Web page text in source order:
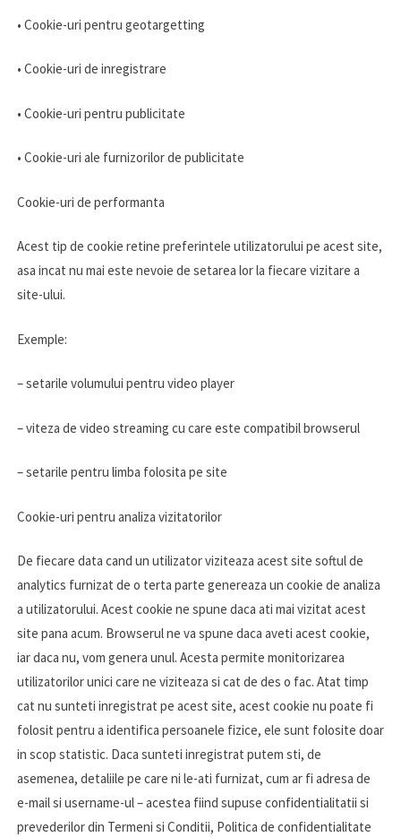
• Cookie-uri pentru geotargetting
• Cookie-uri de inregistrare
• Cookie-uri pentru publicitate
• Cookie-uri ale furnizorilor de publicitate
Cookie-uri de performanta
Acest tip de cookie retine preferintele utilizatorului pe acest site,
asa incat nu mai este nevoie de setarea lor la fiecare vizitare a
site-ului.
Exemple:
– setarile volumului pentru video player
– viteza de video streaming cu care este compatibil browserul
– setarile pentru limba folosita pe site
Cookie-uri pentru analiza vizitatorilor
De fiecare data cand un utilizator viziteaza acest site softul de
analytics furnizat de o terta parte genereaza un cookie de analiza
a utilizatorului. Acest cookie ne spune daca ati mai vizitat acest
site pana acum. Browserul ne va spune daca aveti acest cookie,
iar daca nu, vom genera unul. Acesta permite monitorizarea
utilizatorilor unici care ne viziteaza si cat de des o fac. Atat timp
cat nu sunteti inregistrat pe acest site, acest cookie nu poate fi
folosit pentru a identifica persoanele fizice, ele sunt folosite doar
in scop statistic. Daca sunteti inregistrat putem sti, de
asemenea, detaliile pe care ni le-ati furnizat, cum ar fi adresa de
e-mail si username-ul – acestea fiind supuse confidentialitatii si
prevederilor din Termeni si Conditii, Politica de confidentialitate